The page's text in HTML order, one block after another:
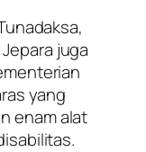
juga
yang
enam alat